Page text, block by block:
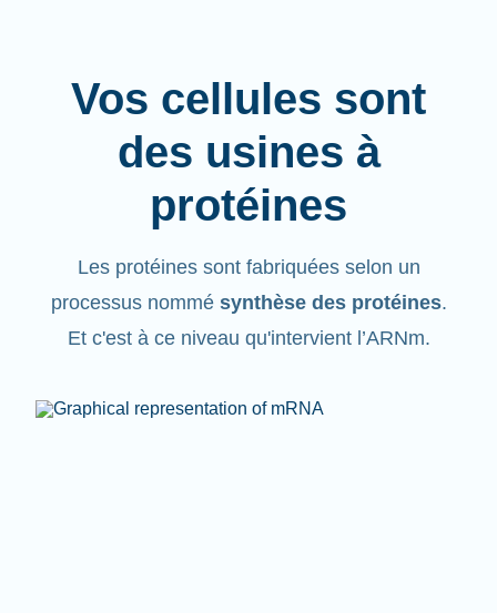
Vos cellules sont
des usines à
protéines
Les protéines sont fabriquées selon un
processus nommé synthèse des protéines.
Et c'est à ce niveau qu'intervient l’ARNm.